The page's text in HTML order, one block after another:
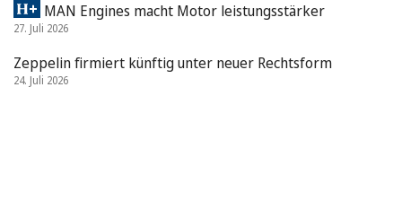
MAN Engines macht Motor leistungsstärker
27. Juli 2026
Zeppelin firmiert künftig unter neuer Rechtsform
24. Juli 2026